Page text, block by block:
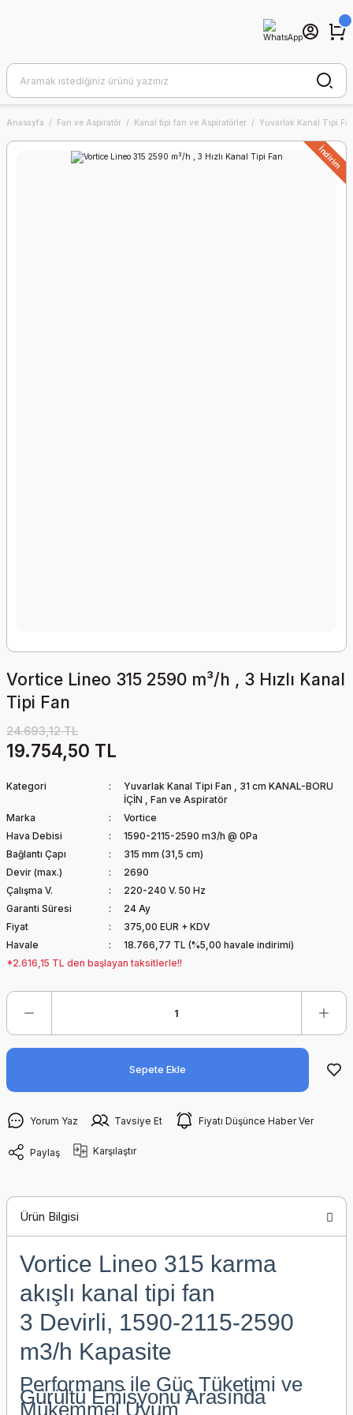
Anasayfa Fan ve Aspiratör Kanal tipi fan ve Aspiratörler Yuvarlak Kanal Tipi
İndirim
Vortice Lineo 315 2590 m³/h , 3 Hızlı Kanal
Tipi Fan
24.693,12 TL
19.754,50 TL
Kategori Yuvarlak Kanal Tipi Fan , 31 cm KANAL-BORU
İÇİN , Fan ve Aspiratör
Marka
Vortice
Hava Debisi
1590-2115-2590 m3/h @ 0Pa
Bağlantı Çapı
315 mm (31,5 cm)
Devir (max.)
2690
Çalışma V.
220-240 V. 50 Hz
Garanti Süresi
24 Ay
Fiyat
375,00 EUR + KDV
Havale
18.766,77 TL (%5,00 havale indirimi)
*2.616,15 TL den başlayan taksitlerle!!
Sepete Ekle
Yorum Yaz Tavsiye Et Fiyatı Düşünce Haber Ver
Paylaş Karşılaştır
Ürün Bilgisi
Vortice Lineo 315 karma
akışlı kanal tipi fan
3 Devirli, 1590-2115-2590
m3/h Kapasite
Performans ile Güç Tüketimi ve
Gürültü Emisyonu Arasında
Mükemmel Uyum